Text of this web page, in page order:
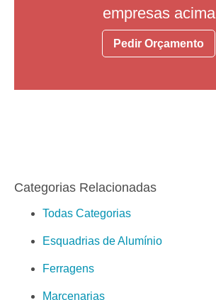
empresas acima
Pedir Orçamento
Categorias Relacionadas
Todas Categorias
Esquadrias de Alumínio
Ferragens
Marcenarias